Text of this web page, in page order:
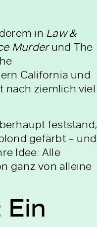
in Law &
Murderund The
California und
nach ziemlich viel
feststand,
gefärbt – und
Idee: Alle
ganz von alleine